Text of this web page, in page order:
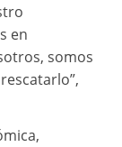
en
somos